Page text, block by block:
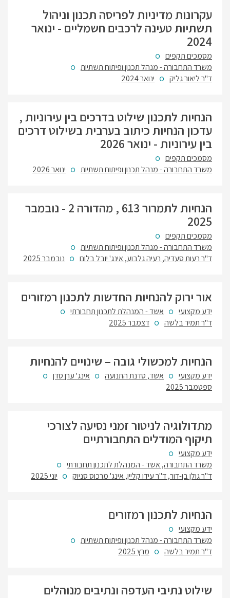
עקרונות מדיניות לפריסה תכנון וניהול
תשתיות טעינה לרכבים חשמליים - ינואר
2024
מסמכים תקפים
משרד התחבורה - מנהל תכנון ופיתוח תשתיות
ד"ר ליאור גליק
ינואר 2024
הנחיות לתכנון שילוט בדרכים בין עירוניות ,
עדכון הנחיות כיתוב בערבית בשילוט דרכים
בין עירוניות - ינואר 2026
מסמכים תקפים
משרד התחבורה - מנהל תכנון ופיתוח תשתיות
ינואר 2026
הנחיות לתמרור 613 , מהדורה 2 - נובמבר
2025
מסמכים תקפים
משרד התחבורה - מנהל תכנון ופיתוח תשתיות
ד"ר רעות סעדיה, רעיה גלבוע, אינג' יובל בלום
נובמבר 2025
אור ירוק להנחיות החדשות לתכנון רמזורים
ידע מקצועי
אשד - המנהלת לתכנון תחבורתי
ד"ר תמיר בלשה
דצמבר 2025
הנחיות למכשולי גובה – שינויים להנחיות
ידע מקצועי אשד, סדנת התנועה
אינג' ערן סדן
ספטמבר 2025
מתדולוגיה לניטור זמני נסיעה לצורכי
תיקוף המודלים התחבורתיים
ידע מקצועי
משרד התחבורה, אשד - המנהלת לתכנון תחבורתי
ד"ר גולן בן-דור, ד"ר עידו קליין, אינג' מרכוס סניוק
יוני 2025
הנחיות לתכנון רמזורים
ידע מקצועי
משרד התחבורה - מנהל תכנון ופיתוח תשתיות
ד"ר תמיר בלשה
מרץ 2025
שילוט נתיבי העדפה ונתיבים מנוהלים